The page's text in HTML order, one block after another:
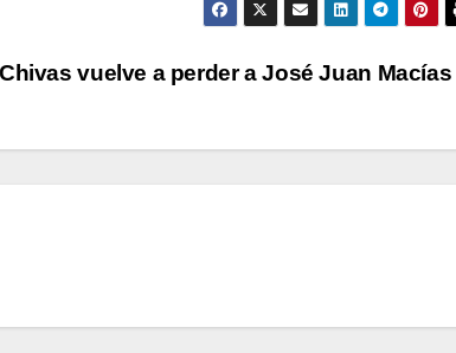
Chivas vuelve a perder a José Juan Macías